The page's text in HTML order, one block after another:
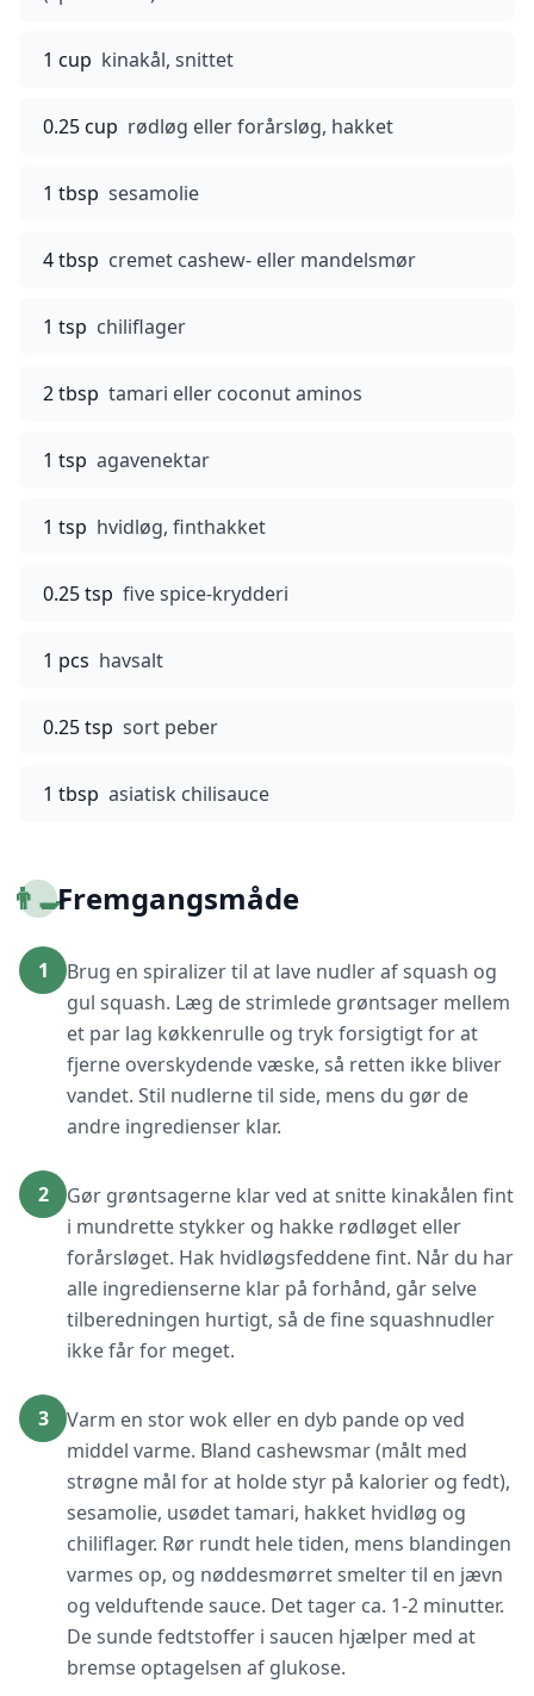
1 cup kinakål, snittet
0.25 cup rødløg eller forårsløg, hakket
1 tbsp sesamolie
4 tbsp cremet cashew- eller mandelsmør
1 tsp chiliflager
2 tbsp tamari eller coconut aminos
1 tsp agavenektar
1 tsp hvidløg, finthakket
0.25 tsp five spice-krydderi
1 pcs havsalt
0.25 tsp sort peber
1 tbsp asiatisk chilisauce
👨‍🍳Fremgangsmåde
1
Brug en spiralizer til at lave nudler af squash og
gul squash. Læg de strimlede grøntsager mellem
et par lag køkkenrulle og tryk forsigtigt for at
fjerne overskydende væske, så retten ikke bliver
vandet. Stil nudlerne til side, mens du gør de
andre ingredienser klar.
2
Gør grøntsagerne klar ved at snitte kinakålen fint
i mundrette stykker og hakke rødløget eller
forårsløget. Hak hvidløgsfeddene fint. Når du har
alle ingredienserne klar på forhånd, går selve
tilberedningen hurtigt, så de fine squashnudler
ikke får for meget.
3
Varm en stor wok eller en dyb pande op ved
middel varme. Bland cashewsmar (målt med
strøgne mål for at holde styr på kalorier og fedt),
sesamolie, usødet tamari, hakket hvidløg og
chiliflager. Rør rundt hele tiden, mens blandingen
varmes op, og nøddesmørret smelter til en jævn
og velduftende sauce. Det tager ca. 1-2 minutter.
De sunde fedtstoffer i saucen hjælper med at
bremse optagelsen af glukose.